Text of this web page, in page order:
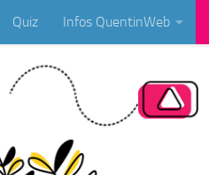
Quiz Infos QuentinWeb